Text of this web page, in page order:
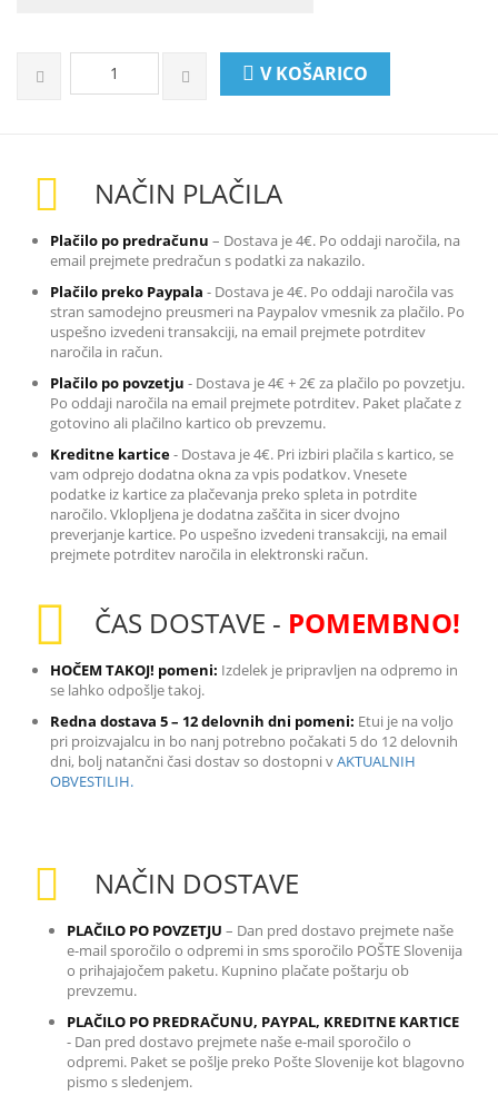
V KOŠARICO
NAČIN PLAČILA
Plačilo po predračunu – Dostava je 4€. Po oddaji naročila, na
email prejmete predračun s podatki za nakazilo.
Plačilo preko Paypala - Dostava je 4€. Po oddaji naročila vas
stran samodejno preusmeri na Paypalov vmesnik za plačilo. Po
uspešno izvedeni transakciji, na email prejmete potrditev
naročila in račun.
Plačilo po povzetju - Dostava je 4€ + 2€ za plačilo po povzetju.
Po oddaji naročila na email prejmete potrditev. Paket plačate z
gotovino ali plačilno kartico ob prevzemu.
Kreditne kartice- Dostava je 4€. Pri izbiri plačila s kartico, se
vam odprejo dodatna okna za vpis podatkov. Vnesete
podatke iz kartice za plačevanja preko spleta in potrdite
naročilo. Vklopljena je dodatna zaščita in sicer dvojno
preverjanje kartice. Po uspešno izvedeni transakciji, na email
prejmete potrditev naročila in elektronski račun.
ČAS DOSTAVE - POMEMBNO!
HOČEM TAKOJ! pomeni: Izdelek je pripravljen na odpremo in
se lahko odpošlje takoj.
Redna dostava 5 – 12 delovnih dni pomeni: Etui je na voljo
pri proizvajalcu in bo nanj potrebno počakati 5 do 12 delovnih
dni, bolj natančni časi dostav so dostopni vAKTUALNIH
OBVESTILIH.
NAČIN DOSTAVE
PLAČILO PO POVZETJU – Dan pred dostavo prejmete naše
e-mail sporočilo o odpremi in sms sporočilo POŠTE Slovenija
o prihajajočem paketu. Kupnino plačate poštarju ob
prevzemu.
PLAČILO PO PREDRAČUNU, PAYPAL, KREDITNE KARTICE
- Dan pred dostavo prejmete naše e-mail sporočilo o
odpremi. Paket se pošlje preko Pošte Slovenije kot blagovno
pismo s sledenjem.